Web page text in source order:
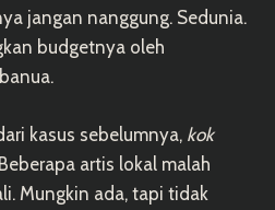
jangan nanggung. Sedunia.
budgetnya oleh
kasus sebelumnya, kok
artis lokal malah
Mungkin ada, tapi tidak